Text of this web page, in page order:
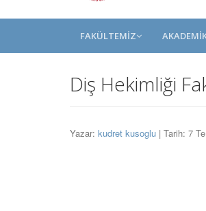
FAKÜLTEMİZ
Diş Hekimliği
Yazar: kudret kusoglu | Tarih: 7